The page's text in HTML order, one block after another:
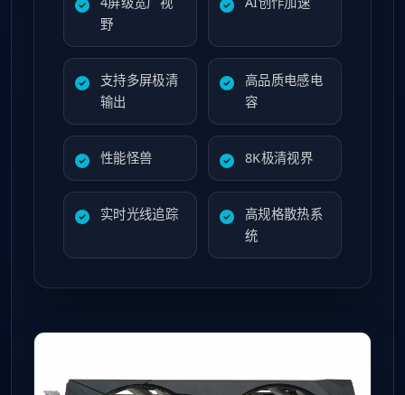
野
支持多屏极清
输出
高品质电感电
容
性能怪兽 8K极清视界
实时光线追踪
高规格散热系
统